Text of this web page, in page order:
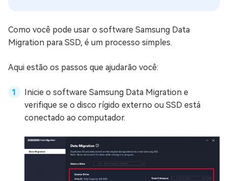
Como você pode usar o software Samsung Data
Migration para SSD, é um processo simples.
Aqui estão os passos que ajudarão você:
Inicie o software Samsung Data Migration e
verifique se o disco rígido externo ou SSD está
conectado ao computador.